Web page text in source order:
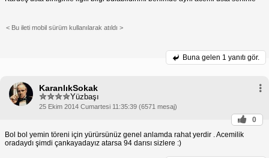
< Bu ileti mobil sürüm kullanılarak atıldı >
Buna gelen 1 yanıtı gör.
KaranlıkSokak
Yüzbaşı
25 Ekim 2014 Cumartesi 11:35:39 (6571 mesaj)
0
Bol bol yemin töreni için yürürsünüz genel anlamda rahat yerdir . Acemilik
oradaydı şimdi çankayadayız atarsa 94 darısı sizlere :)